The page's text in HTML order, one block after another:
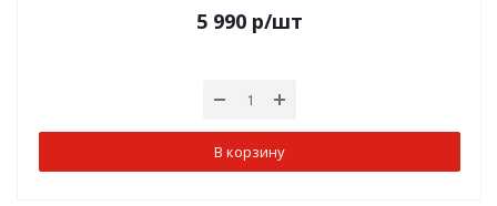
5 990 р/шт
В корзину